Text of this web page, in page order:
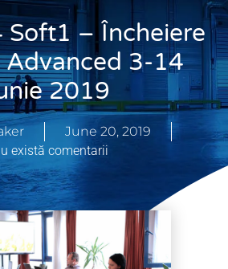
Soft1 – Încheiere
Advanced 3-14
2019
June 20, 2019
există comentarii